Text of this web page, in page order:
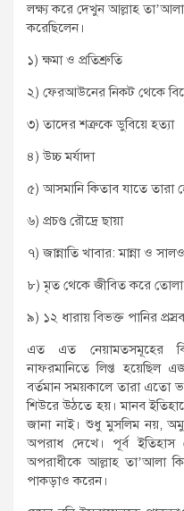
লক্ষ্য করে দেখুন আল্লাহ
করেছিলেন।
১) ক্ষমা ও প্রতিশ্রুতি
২) ফেরআউনের নিকট থেকে
৩) তাদের শত্রুকে ডুবিয়ে হত্যা
৪) উচ্চ মর্যাদা
৫) আসমানি কিতাব যাতে তারা
৬) প্রচণ্ড রৌদ্রে ছায়া
৭) জান্নাতি খাবার: মান্না ও
৮) মৃত থেকে জীবিত করে তোলা
৯) ১২ ধারায় বিভক্ত পানির
এত এত নেয়ামতসমূহের
নাফরমানিতে লিপ্ত হয়েছিল
বর্তমান সময়কালে তারা এতো
শিউরে উঠতে হয়। মানব
জানা নাই। শুধু মুসলিম নয়,
অপরাধ দেখে। পূর্ব
অপরাধীকে আল্লাহ তা’আলা
পাকড়াও করেন।